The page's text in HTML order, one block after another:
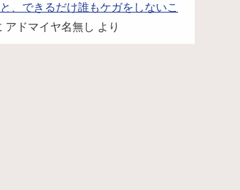
、できるだけ誰もケガをしないこ
アドマイヤ名無し より